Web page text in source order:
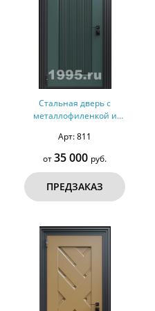
Стальная дверь с
металлофиленкой и
6012 (тип №1)
Арт: 811
от35 000 руб.
ПРЕДЗАКАЗ